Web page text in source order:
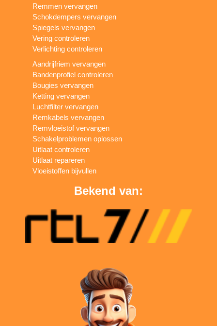
Remmen vervangen
Schokdempers vervangen
Spiegels vervangen
Vering controleren
Verlichting controleren
Aandrijfriem vervangen
Bandenprofiel controleren
Bougies vervangen
Ketting vervangen
Luchtfilter vervangen
Remkabels vervangen
Remvloeistof vervangen
Schakelproblemen oplossen
Uitlaat controleren
Uitlaat repareren
Vloeistoffen bijvullen
Bekend van: